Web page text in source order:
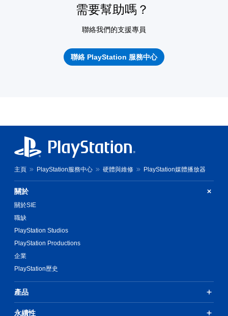
需要幫助嗎？
聯絡我們的支援專員
聯絡 PlayStation 服務中心
主頁 PlayStation服務中心 硬體與維修 PlayStation媒體播放器
關於
關於SIE
職缺
PlayStation Studios
PlayStation Productions
企業
PlayStation歷史
產品
永續性